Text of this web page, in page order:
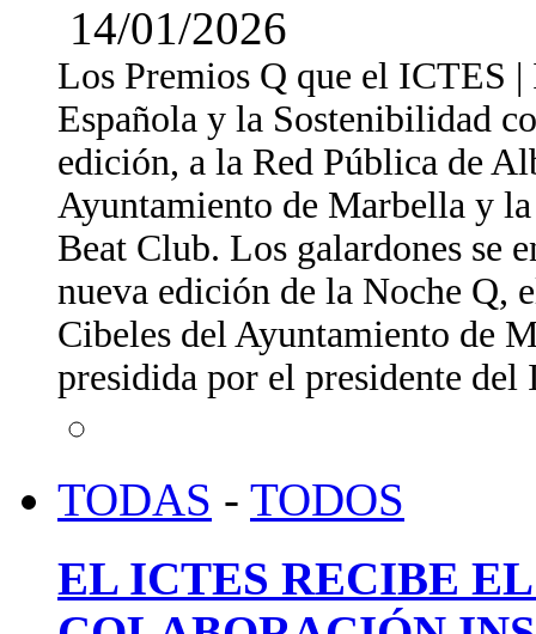
14/01/2026
Los Premios Q que el ICTES
Española y la Sostenibilidad
edición, a la Red Pública de
Ayuntamiento de Marbella y
Beat Club. Los galardones se
nueva edición de la Noche Q,
Cibeles del Ayuntamiento de
presidida por el presidente
TODAS - TODOS
EL ICTES RECIBE